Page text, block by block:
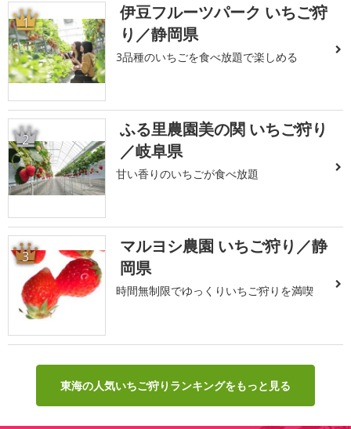
1
伊豆フルーツパーク いちご狩
り／静岡県
3品種のいちごを食べ放題で楽しめる
2
ふる里農園美の関 いちご狩り
／岐阜県
甘い香りのいちごが食べ放題
3
マルヨシ農園 いちご狩り／静
岡県
時間無制限でゆっくりいちご狩りを満喫
東海の人気いちご狩りランキングをもっと見る